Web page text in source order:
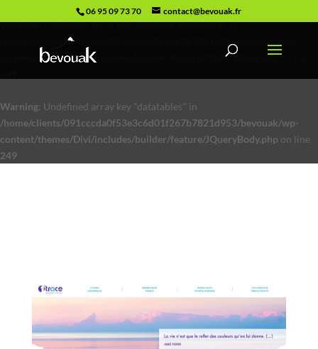
Warning: Undefined array key "wpgmza-gutenberg" in
/home/clients/091cccda0f53e3c6d01f267b7821d953/bevouak/wp-
content/themes/Divi/includes/builder/feature/JQueryBody.phpon line
Warning: Undefined array key "datatables" in
/home/clients/091cccda0f53e3c6d01f267b7821d953/bevouak/wp-
content/themes/Divi/includes/builder/feature/JQueryBody.php on line
249
06 95 09 73 70 contact@bevouak.fr